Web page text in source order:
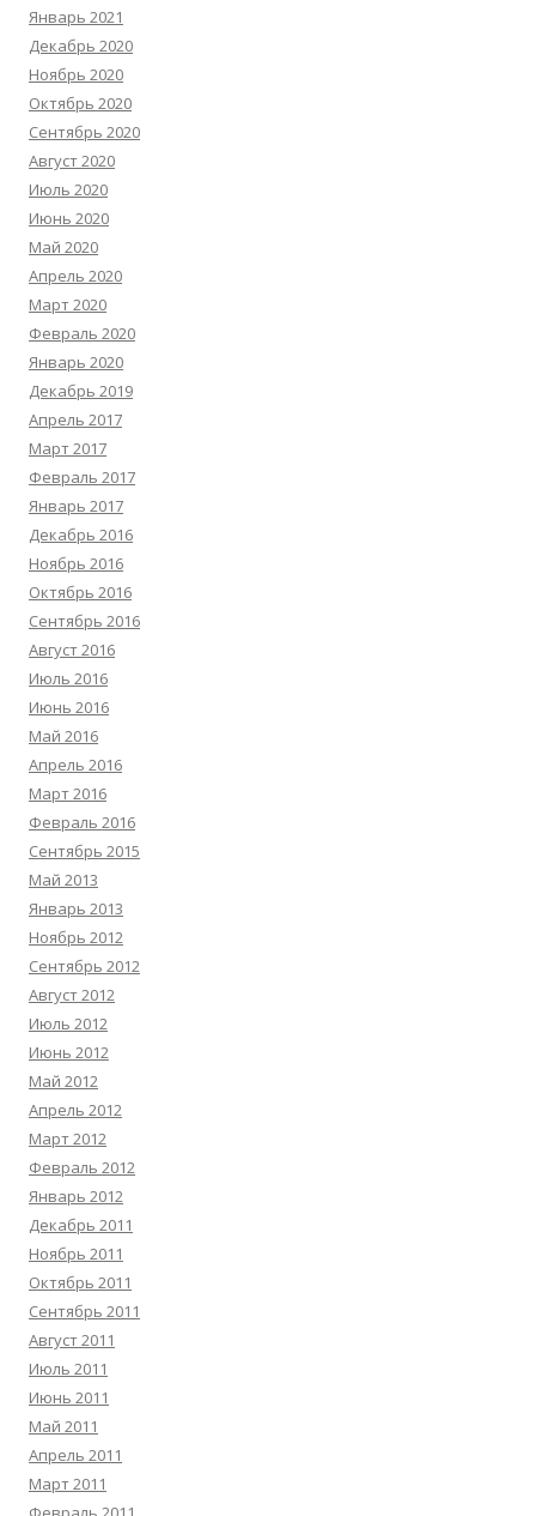
Январь 2021
Декабрь 2020
Ноябрь 2020
Октябрь 2020
Сентябрь 2020
Август 2020
Июль 2020
Июнь 2020
Май 2020
Апрель 2020
Март 2020
Февраль 2020
Январь 2020
Декабрь 2019
Апрель 2017
Март 2017
Февраль 2017
Январь 2017
Декабрь 2016
Ноябрь 2016
Октябрь 2016
Сентябрь 2016
Август 2016
Июль 2016
Июнь 2016
Май 2016
Апрель 2016
Март 2016
Февраль 2016
Сентябрь 2015
Май 2013
Январь 2013
Ноябрь 2012
Сентябрь 2012
Август 2012
Июль 2012
Июнь 2012
Май 2012
Апрель 2012
Март 2012
Февраль 2012
Январь 2012
Декабрь 2011
Ноябрь 2011
Октябрь 2011
Сентябрь 2011
Август 2011
Июль 2011
Июнь 2011
Май 2011
Апрель 2011
Март 2011